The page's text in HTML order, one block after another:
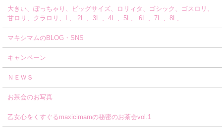
大きい、ぽっちゃり、ビッグサイズ、ロリィタ、ゴシック、ゴスロリ、
甘ロリ、クラロリ、L、 2L 、3L 、4L 、5L、 6L 、7L 、8L、
マキシマムのBLOG・SNS
キャンペーン
ＮＥＷＳ
お茶会のお写真
乙女心をくすぐるmaxicimamの秘密のお茶会vol.1